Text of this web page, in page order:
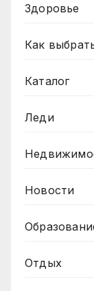
Здоровье
Как
Каталог
Леди
Новости
Отдых